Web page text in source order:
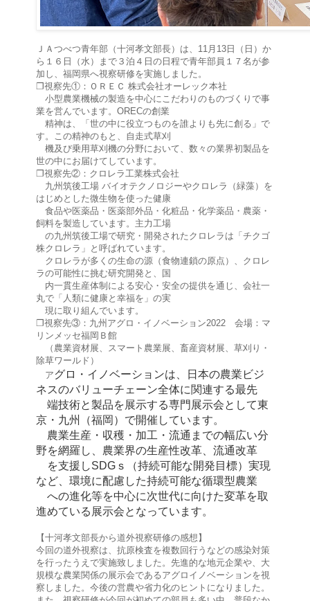
ＪＡつべつ青年部（十河孝文部長）は、11月13日（日）か
ら１６日（水）まで３泊４日の日程で青年部員１７名が参
加し、福岡県へ視察研修を実施しました。
❐視察先①：ＯＲＥＣ 株式会社オーレック本社
小型農業機械の製造を中心にこだわりのものづくりで事
業を営んでいます。ORECの創業
精神は、「世の中に役立つものを誰よりも先に創る」で
す。この精神のもと、自走式草刈
機及び乗用草刈機の分野において、数々の業界初製品を
世の中にお届けてしています。
❐視察先②：クロレラ工業株式会社
九州筑後工場 バイオテクノロジーやクロレラ（緑藻）を
はじめとした微生物を使った健康
食品や医薬品・医薬部外品・化粧品・化学薬品・農薬・
飼料を製造しています。主力工場
の九州筑後工場で研究・開発されたクロレラは「チクゴ
株クロレラ」と呼ばれています。
クロレラが多くの生命の源（食物連鎖の原点）、クロレ
ラの可能性に挑む研究開発と、国
内一貫生産体制による安心・安全の提供を通じ、会社一
丸で「人類に健康と幸福を」の実
現に取り組んでいます。
❐視察先③：九州アグロ・イノベーション2022 会場：マ
リンメッセ福岡Ｂ館
（農業資材展、スマート農業展、畜産資材展、草刈り・
除草ワールド）
アグロ・イノベーションは、日本の農業ビジ
ネスのバリューチェーン全体に関連する最先
端技術と製品を展示する専門展示会として東
京・九州（福岡）で開催しています。
農業生産・収穫・加工・流通までの幅広い分
野を網羅し、農業界の生産性改革、流通改革
を支援しSDGｓ（持続可能な開発目標）実現
など、環境に配慮した持続可能な循環型農業
への進化等を中心に次世代に向けた変革を取
進めている展示会となっています。
【十河孝文部長から道外視察研修の感想】
今回の道外視察は、抗原検査を複数回行うなどの感染対策
を行ったうえで実施致しました。先進的な地元企業や、大
規模な農業関係の展示会であるアグロイノベーションを視
察しました。今後の営農や省力化のヒントになりました。